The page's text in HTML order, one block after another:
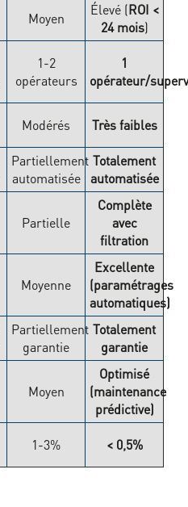
Moyen
Élevé (ROI <
24 mois)
1-2
opérateurs
1
opérateur/
Modérés Très faibles
Partiellement
automatisée
Totalement
automatisée
Partielle
Complète
avec
filtration
Moyenne
Excellente
(paramétrages
automatiques)
Partiellement
garantie
Totalement
garantie
Moyen
Optimisé
(maintenance
prédictive)
1-3% < 0,5%